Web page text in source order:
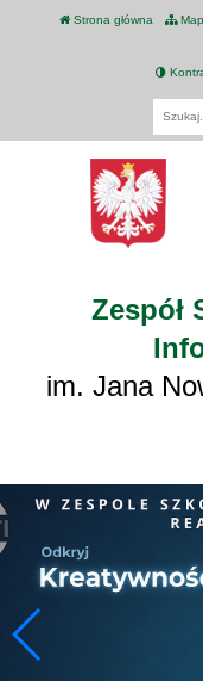
Strona główna
Zespół
im. Jana